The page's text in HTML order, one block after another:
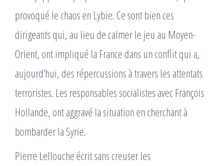
provoqué le chaos en Lybie. Ce sont bien ces
dirigeants qui, au lieu de calmer le jeu au Moyen-
Orient, ont impliqué la France dans un conflit qui a,
aujourd’hui, des répercussions à travers les attentats
terroristes. Les responsables socialistes avec François
Hollande, ont aggravé la situation en cherchant à
bombarder la Syrie.
Pierre Lellouche écrit sans creuser les